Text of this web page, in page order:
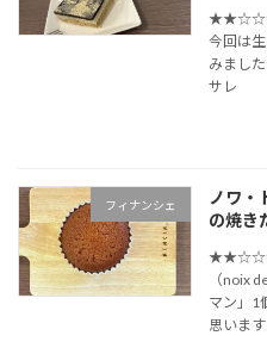
★★☆☆☆
今回は
みまし
サレ
フィナンシェ
ノワ・
の焼き
★★☆☆☆
（noix
マン」1
思います